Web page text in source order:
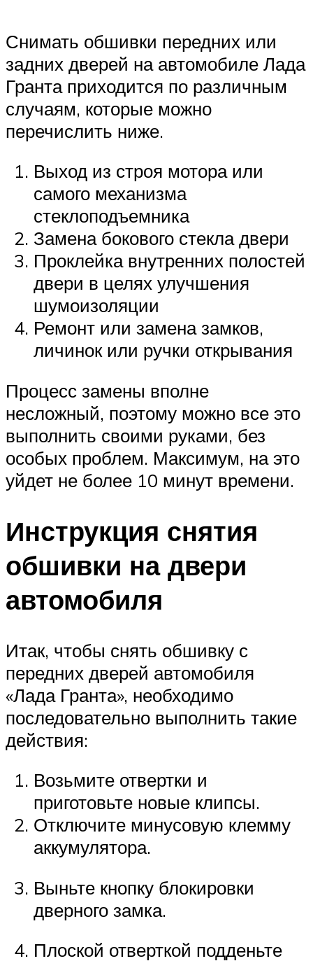
Снимать обшивки передних или
задних дверей на автомобиле Лада
Гранта приходится по различным
случаям, которые можно
перечислить ниже.
Выход из строя мотора или
самого механизма
стеклоподъемника
Замена бокового стекла двери
Проклейка внутренних полостей
двери в целях улучшения
шумоизоляции
Ремонт или замена замков,
личинок или ручки открывания
Процесс замены вполне
несложный, поэтому можно все это
выполнить своими руками, без
особых проблем. Максимум, на это
уйдет не более 10 минут времени.
Инструкция снятия
обшивки на двери
автомобиля
Итак, чтобы снять обшивку с
передних дверей автомобиля
«Лада Гранта», необходимо
последовательно выполнить такие
действия:
Возьмите отвертки и
приготовьте новые клипсы.
Отключите минусовую клемму
аккумулятора.
Выньте кнопку блокировки
дверного замка.
Плоской отверткой подденьте